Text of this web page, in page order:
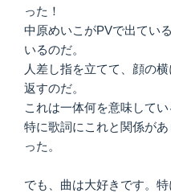
った！
中原めいこがPVで出てい
いるのだ。
人差し指を立てて、顔の
返すのだ。
これは一体何を意味して
特に歌詞にこれと関係が
った。
でも、曲は大好きです。